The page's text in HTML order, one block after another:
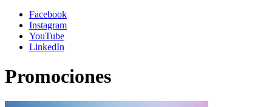
Facebook
Instagram
YouTube
LinkedIn
Promociones